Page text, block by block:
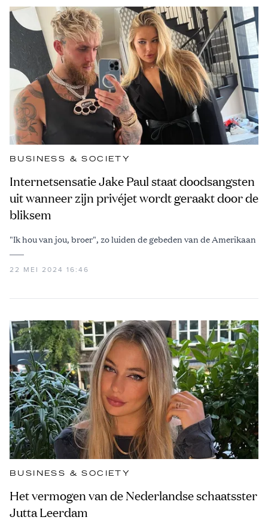
BUSINESS & SOCIETY
Internetsensatie Jake Paul staat doodsangsten
uit wanneer zijn privéjet wordt geraakt door de
bliksem
"Ik hou van jou, broer", zo luiden de gebeden van de Amerikaan
22 MEI 2024 16:46
BUSINESS & SOCIETY
Het vermogen van de Nederlandse schaatsster
Jutta Leerdam